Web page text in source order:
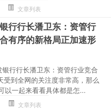
文章列表
行行长潘卫东：资管行
有序的新格局正加速形
银行行长潘卫东：资管行业竞合
到全网的关注度非常高，那么
以一起来看看具体都是怎...
文章列表